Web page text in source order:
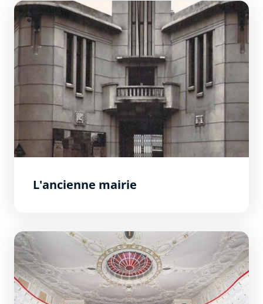
L&#039;ancienne mairie
L'ancienne mairie
Le Colisée